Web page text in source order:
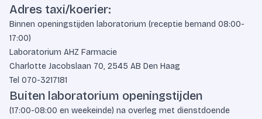
Adres taxi/koerier:
Binnen openingstijden laboratorium (receptie bemand 08:00-
17:00)
Laboratorium AHZ Farmacie
Charlotte Jacobslaan 70, 2545 AB Den Haag
Tel 070-3217181
Buiten laboratorium openingstijden
(17:00-08:00 en weekeinde) na overleg met dienstdoende